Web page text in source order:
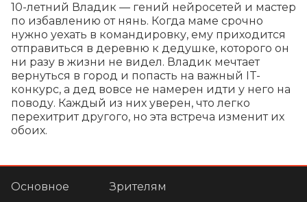
10-летний Владик — гений нейросетей и мастер
по избавлению от нянь. Когда маме срочно
нужно уехать в командировку, ему приходится
отправиться в деревню к дедушке, которого он
ни разу в жизни не видел. Владик мечтает
вернуться в город и попасть на важный IT-
конкурс, а дед вовсе не намерен идти у него на
поводу. Каждый из них уверен, что легко
перехитрит другого, но эта встреча изменит их
обоих.
Основное
Зрителям